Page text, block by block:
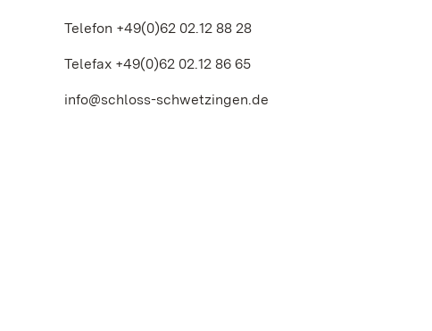
Telefon +49(0)62 02.12 88 28
Telefax +49(0)62 02.12 86 65
info@schloss-schwetzingen.de